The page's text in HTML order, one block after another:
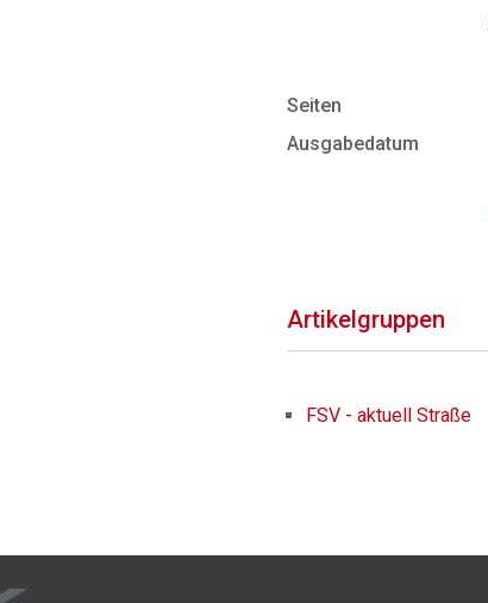
Seiten
Ausgabedatum
Artikelgruppen
FSV - aktuell Straße